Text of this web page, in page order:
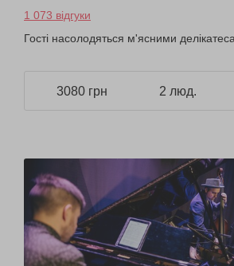
1 073 відгуки
Гості насолодяться м'ясними
3080 грн 2 люд.